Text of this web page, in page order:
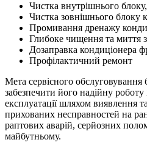
Чистка внутрішнього блоку,
Чистка зовнішнього блоку
Промивання дренажу
Глибоке чищення та миття
Дозаправка кондиціонера
Профілактичний ремонт
Мета сервісного обслуговування
забезпечити його надійну
експлуатації шляхом виявлення
прихованих несправностей на
раптових аварій, серйозних
майбутньому.